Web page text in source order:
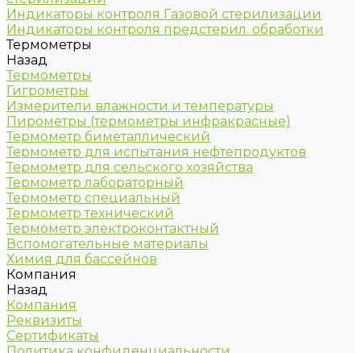
Индикаторы контроля Газовой стерилизации
Индикаторы контроля предстерил. обработки
Термометры
Назад
Термометры
Гигрометры
Измерители влажности и температуры
Пирометры (термометры инфракрасные)
Термометр биметаллический
Термометр для испытания нефтепродуктов
Термометр для сельского хозяйства
Термометр лабораторный
Термометр специальный
Термометр технический
Термометр электроконтактный
Вспомогательные материалы
Химия для бассейнов
Компания
Назад
Компания
Реквизиты
Сертификаты